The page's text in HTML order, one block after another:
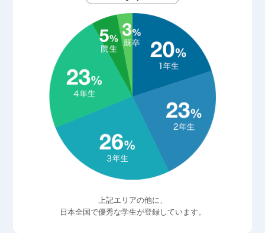
上記エリアの他に、
日本全国で優秀な学生が登録しています。